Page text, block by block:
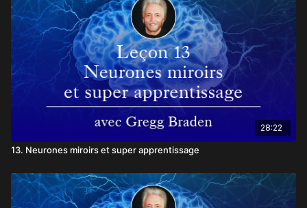
28:22
13. Neurones miroirs et super apprentissage